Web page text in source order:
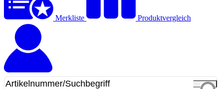
Merkliste Produktvergleich